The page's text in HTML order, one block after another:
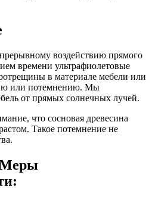
воздействию прямого
времени ультрафиолетовые
в материале мебели или
или потемнению. Мы
от прямых солнечных лучей.
что сосновая древесина
Такое потемнение не
Меры